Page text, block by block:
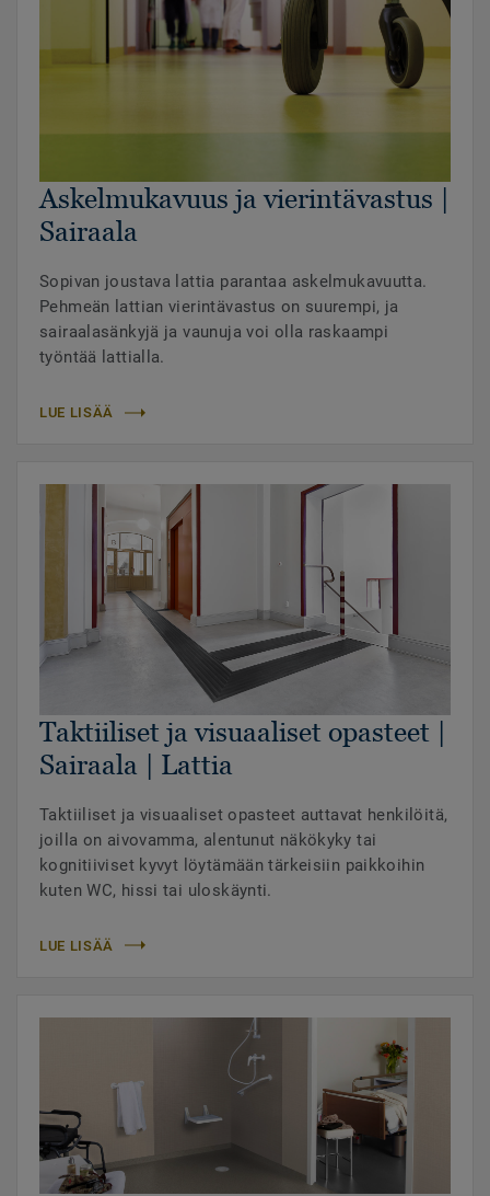
Askelmukavuus ja vierintävastus |
Sairaala
Sopivan joustava lattia parantaa askelmukavuutta.
Pehmeän lattian vierintävastus on suurempi, ja
sairaalasänkyjä ja vaunuja voi olla raskaampi
työntää lattialla.
LUE LISÄÄ
Taktiiliset ja visuaaliset opasteet |
Sairaala | Lattia
Taktiiliset ja visuaaliset opasteet auttavat henkilöitä,
joilla on aivovamma, alentunut näkökyky tai
kognitiiviset kyvyt löytämään tärkeisiin paikkoihin
kuten WC, hissi tai uloskäynti.
LUE LISÄÄ